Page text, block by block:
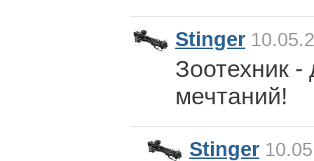
Stinger
Зоотехник -
мечтаний!
Stinger